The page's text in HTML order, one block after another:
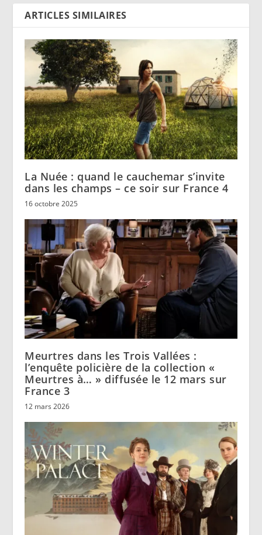
ARTICLES SIMILAIRES
La Nuée : quand le cauchemar s’invite
dans les champs – ce soir sur France 4
16 octobre 2025
Meurtres dans les Trois Vallées :
l’enquête policière de la collection «
Meurtres à… » diffusée le 12 mars sur
France 3
12 mars 2026